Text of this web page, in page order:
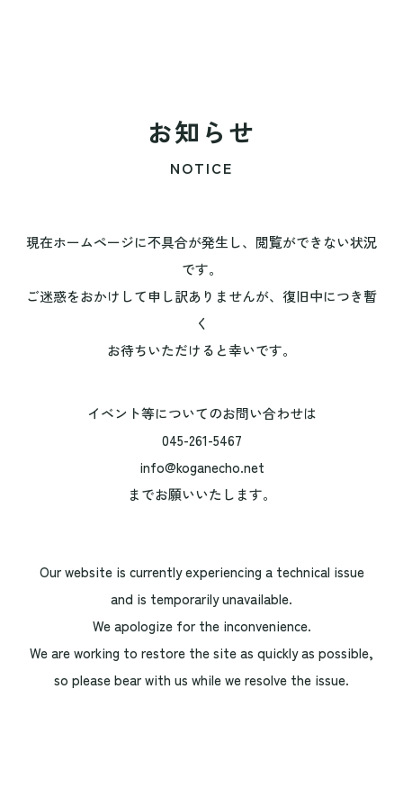
お知らせ
NOTICE
現在ホームページに不具合が発生し、閲覧ができない状況
です。
ご迷惑をおかけして申し訳ありませんが、復旧中につき暫
く
お待ちいただけると幸いです。
イベント等についてのお問い合わせは
045-261-5467
info@koganecho.net
までお願いいたします。
Our website is currently experiencing a technical issue
and is temporarily unavailable.
We apologize for the inconvenience.
We are working to restore the site as quickly as possible,
so please bear with us while we resolve the issue.